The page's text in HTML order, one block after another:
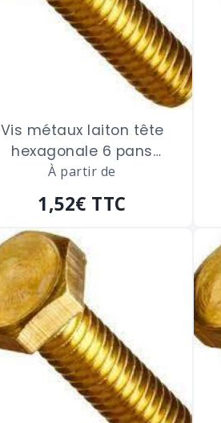
Vis métaux laiton tête
hexagonale 6 pans
filetage total de 4 x 40
m/m
À partir de
1,52€ TTC